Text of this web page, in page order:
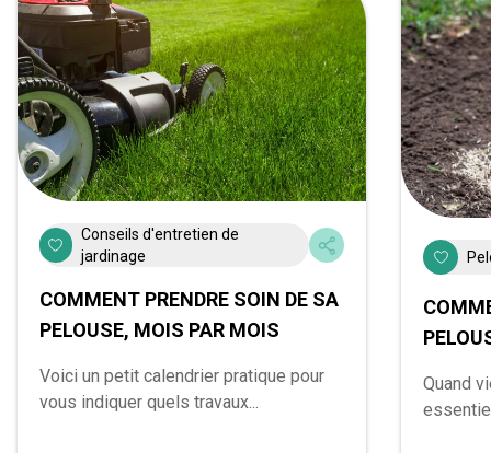
Conseils d'entretien de
jardinage
COMMENT PRENDRE SOIN DE SA
PELOUSE, MOIS PAR MOIS
Voici un petit calendrier pratique pour
vous indiquer quels travaux...
Quand